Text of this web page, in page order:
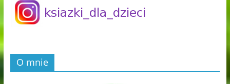
O mnie